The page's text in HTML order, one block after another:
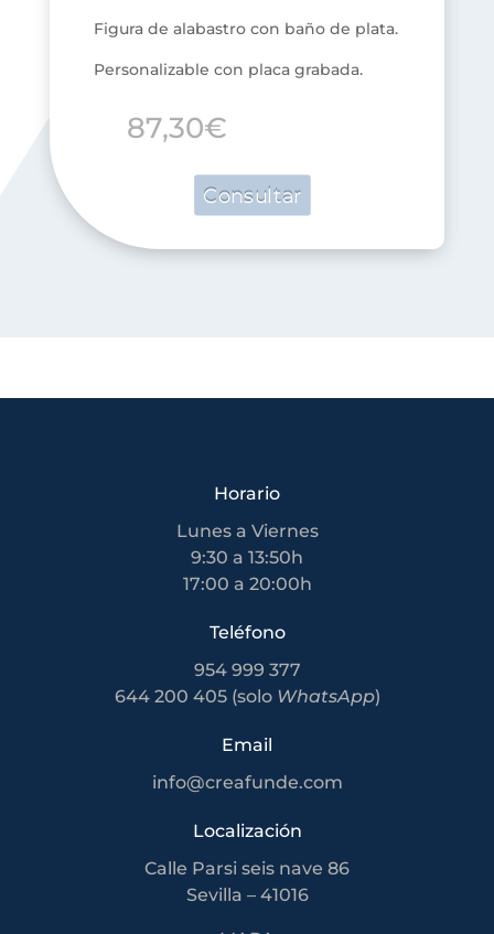
Figura de alabastro con baño de plata.
Personalizable con placa grabada.
87,30€
Consultar
Horario
Lunes a Viernes
9:30 a 13:50h
17:00 a 20:00h
Teléfono
954 999 377
644 200 405 (solo WhatsApp)
Email
info@creafunde.com
Localización
Calle Parsi seis nave 86
Sevilla – 41016